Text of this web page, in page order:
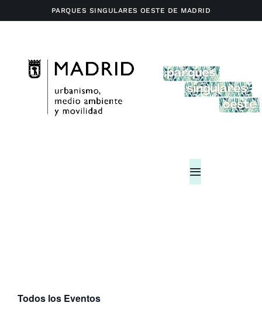
al
PARQUES SINGULARES OESTE DE MADRID
Toggle
Todos los Eventos